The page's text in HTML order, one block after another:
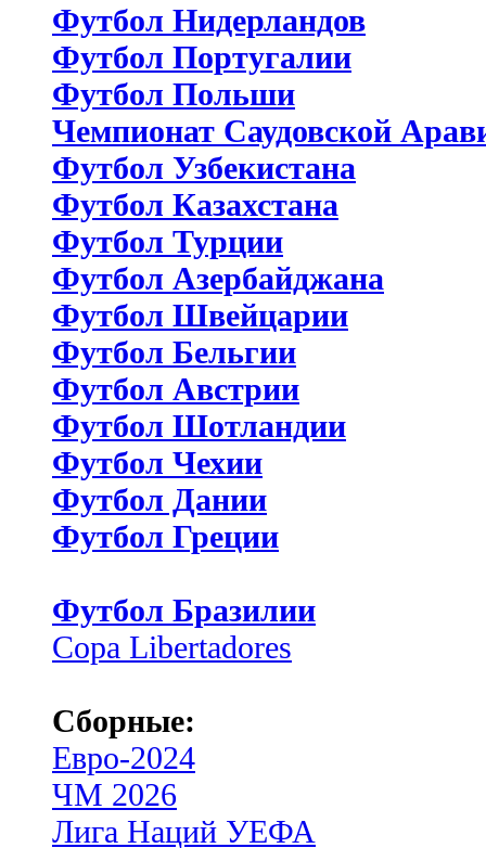
Футбол Нидерландов
Футбол Португалии
Футбол Польши
Чемпионат Саудовской
Футбол Узбекистана
Футбол Казахстана
Футбол Турции
Футбол Азербайджана
Футбол Швейцарии
Футбол Бельгии
Футбол Австрии
Футбол Шотландии
Футбол Чехии
Футбол Дании
Футбол Греции
Футбол Бразилии
Copa Libertadores
Сборные:
Евро-2024
ЧМ 2026
Лига Наций УЕФА